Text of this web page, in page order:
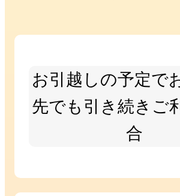
お引越しの予定で
先でも引き続きご
合